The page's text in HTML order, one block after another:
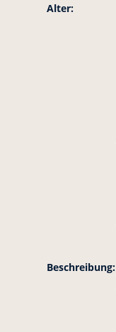
Alter:
Beschreibung: